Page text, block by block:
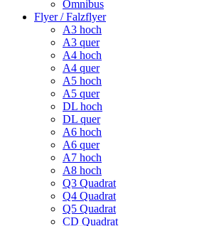
Omnibus
Flyer / Falzflyer
A3 hoch
A3 quer
A4 hoch
A4 quer
A5 hoch
A5 quer
DL hoch
DL quer
A6 hoch
A6 quer
A7 hoch
A8 hoch
Q3 Quadrat
Q4 Quadrat
Q5 Quadrat
CD Quadrat